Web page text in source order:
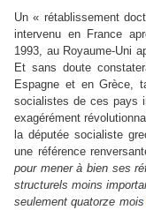
Un « rétablissement
intervenu en France
1993, au Royaume-Uni
Et sans doute
Espagne et en Grèce,
socialistes de ces pays
exagérément
la députée socialiste
une référence
pour mener à bien ses
structurels moins
seulement quatorze mois